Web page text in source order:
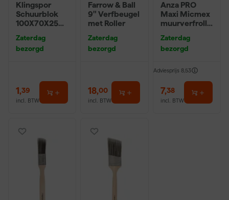
Klingspor
Schuurblok
100X70X25m
P220
Zaterdag
bezorgd
1,39
incl. BTW
Farrow & Ball
9" Verfbeugel
met Roller
Zaterdag
bezorgd
18,00
incl. BTW
Anza PRO
Maxi Micmex
muurverfrolle
Zaterdag
bezorgd
Adviesprijs 8,53
7,38
incl. BTW